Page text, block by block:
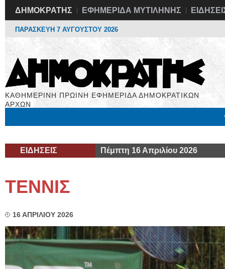
ΔΗΜΟΚΡΑΤΗΣ ΕΦΗΜΕΡΙΔΑ ΜΥΤΙΛΗΝΗΣ
ΠΑΡΑΣΚΕΥΗ 7 ΑΥΓΟΥΣΤΟΥ 2026
ΚΑΘΗΜΕΡΙΝΗ ΠΡΩΙΝΗ ΕΦΗΜΕΡΙΔΑ ΔΗΜΟΚΡΑΤΙΚΩΝ
ΑΡΧΩΝ
ΕΙΔΗΣΕΙΣ Πέμπτη 16 Απριλίου 2026
ΤΕΝΝΙΣ
16 ΑΠΡΙΛΙΟΥ 2026